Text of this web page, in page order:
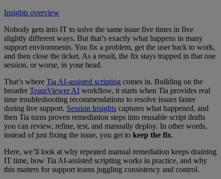
Insights overview
Nobody gets into IT to solve the same issue five times in five
slightly different ways. But that’s exactly what happens in many
support environments. You fix a problem, get the user back to work,
and then close the ticket. As a result, the fix stays trapped in that one
session, or worse, in your head.
That’s where Tia AI-assisted scripting comes in. Building on the
broaderTeamViewer AI workflow, it starts when Tia provides real
time troubleshooting recommendations to resolve issues faster
during live support. Session Insights captures what happened, and
then Tia turns proven remediation steps into reusable script drafts
you can review, refine, test, and manually deploy. In other words,
instead of just fixing the issue, you get to keep the fix.
Here, we’ll look at why repeated manual remediation keeps draining
IT time, how Tia AI-assisted scripting works in practice, and why
this matters for support teams juggling consistency and control.